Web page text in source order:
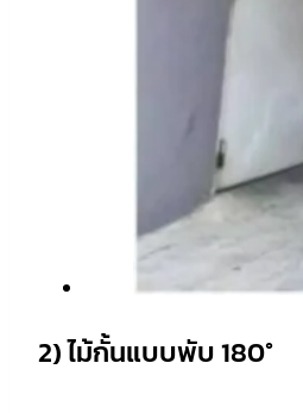
2) ไม้กั้นแบบพับ 180°